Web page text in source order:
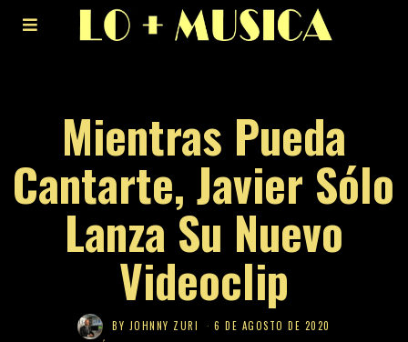
Mientras Pueda
Cantarte, Javier Sólo
Lanza Su Nuevo
Videoclip
BY JOHNNY ZURI
6 DE AGOSTO DE 2020